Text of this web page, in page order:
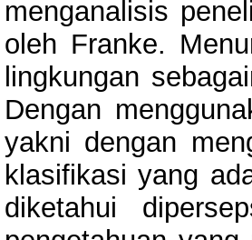
menganalisis
oleh Franke.
lingkungan
Dengan
yakni dengan
klasifikasi yang
diketahui